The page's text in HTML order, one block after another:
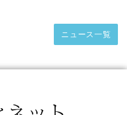
ニュース一覧